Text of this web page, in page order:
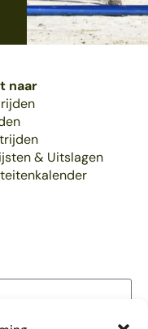
naar
& Uitslagen